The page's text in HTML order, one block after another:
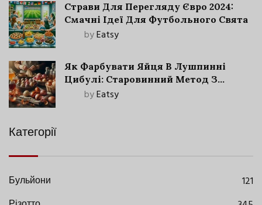
Страви Для Перегляду Євро 2024:
Смачні Ідеї Для Футбольного Свята
byEatsy
Як Фарбувати Яйця В Лушпинні
Цибулі: Старовинний Метод З
Сучасними Нюансами
byEatsy
Категорії
Бульйони
121